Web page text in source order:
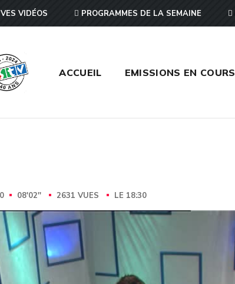
VIDÉOS PROGRAMMES DE LA SEMAINE
ACCUEIL EMISSIONS EN COURS
08'02'' 2631 VUES LE 18:30